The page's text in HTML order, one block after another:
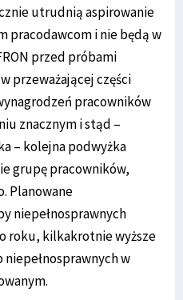
utrudnią aspirowanie
pracodawcom i nie będą w
przed próbami
przeważającej części
pracowników
znacznym i stąd –
– kolejna podwyżka
grupę pracowników,
Planowane
niepełnosprawnych
roku, kilkakrotnie wyższe
w